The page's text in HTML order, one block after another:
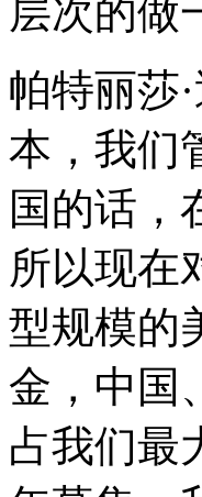
层次的做
帕特丽莎
本，我们
国的话，
所以现在
型规模的
金，中国
占我们最